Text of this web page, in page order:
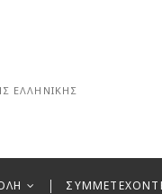
ΕΛΛΗΝΙΚΗΣ